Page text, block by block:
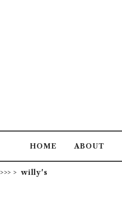
HOME ABOUT
BRAND LIST >>> willy's